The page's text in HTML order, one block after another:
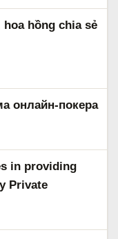
hoa hồng chia sẻ
онлайн-покера
in providing
Private